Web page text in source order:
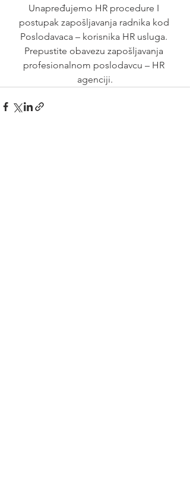
Unapređujemo HR procedure I
postupak zapošljavanja radnika kod
Poslodavaca – korisnika HR usluga.
Prepustite obavezu zapošljavanja
profesionalnom poslodavcu – HR
agenciji.